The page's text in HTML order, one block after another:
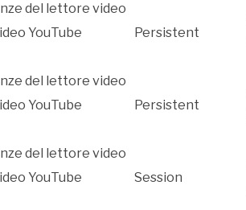
del lettore video
YouTube
Persistent
del lettore video
YouTube
Persistent
del lettore video
YouTube
Session